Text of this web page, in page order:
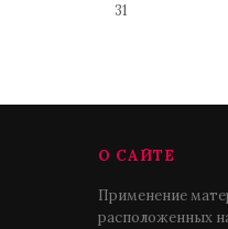
31
О САЙТЕ
Применение
расположенных